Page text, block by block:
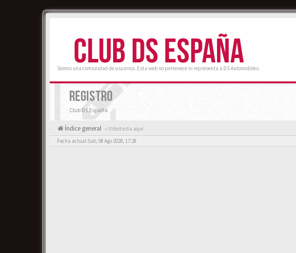
CLUB DS ESPAÑA
Somos una comunidad de usuarios. Esta web no pertenece ni representa a DS Automobiles.
REGISTRO
Club DS España
Índice general « Usted esta aquí
Fecha actual Sab, 08 Ago 2026, 17:28